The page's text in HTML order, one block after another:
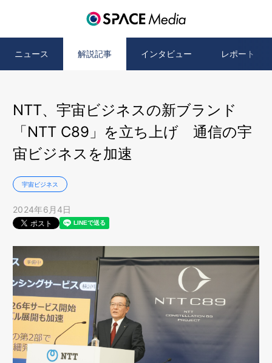
ニュース 解説記事 インタビュー レポート
NTT、宇宙ビジネスの新ブランド
「NTT C89」を立ち上げ 通信の宇
宙ビジネスを加速
宇宙ビジネス
2024年6月4日